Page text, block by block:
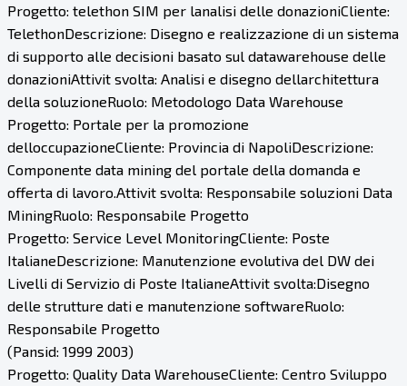
Progetto: telethon SIM per lanalisi delle donazioniCliente:
TelethonDescrizione: Disegno e realizzazione di un sistema
di supporto alle decisioni basato sul datawarehouse delle
donazioniAttivit svolta: Analisi e disegno dellarchitettura
della soluzioneRuolo: Metodologo Data Warehouse
Progetto: Portale per la promozione
delloccupazioneCliente: Provincia di NapoliDescrizione:
Componente data mining del portale della domanda e
offerta di lavoro.Attivit svolta: Responsabile soluzioni Data
MiningRuolo: Responsabile Progetto
Progetto: Service Level MonitoringCliente: Poste
ItalianeDescrizione: Manutenzione evolutiva del DW dei
Livelli di Servizio di Poste ItalianeAttivit svolta:Disegno
delle strutture dati e manutenzione softwareRuolo:
Responsabile Progetto
(Pansid: 1999 2003)
Progetto: Quality Data WarehouseCliente: Centro Sviluppo